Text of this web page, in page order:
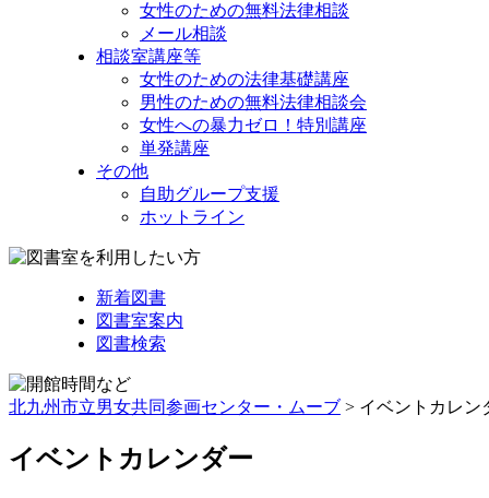
女性のための無料法律相談
メール相談
相談室講座等
女性のための法律基礎講座
男性のための無料法律相談会
女性への暴力ゼロ！特別講座
単発講座
その他
自助グループ支援
ホットライン
新着図書
図書室案内
図書検索
北九州市立男女共同参画センター・ムーブ > イベントカレン
イベントカレンダー